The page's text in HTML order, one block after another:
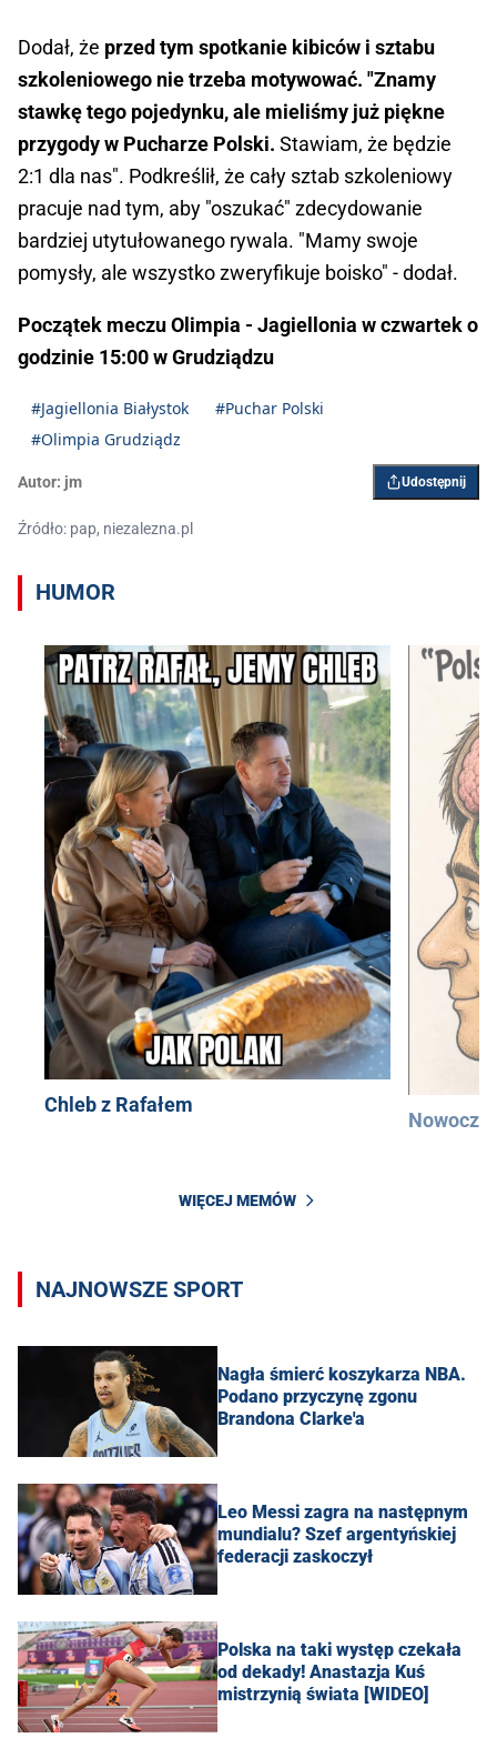
Dodał, że przed tym spotkanie kibiców i sztabu
szkoleniowego nie trzeba motywować. "Znamy
stawkę tego pojedynku, ale mieliśmy już piękne
przygody w Pucharze Polski. Stawiam, że będzie
2:1 dla nas". Podkreślił, że cały sztab szkoleniowy
pracuje nad tym, aby "oszukać" zdecydowanie
bardziej utytułowanego rywala. "Mamy swoje
pomysły, ale wszystko zweryfikuje boisko" - dodał.
Początek meczu Olimpia - Jagiellonia w czwartek o
godzinie 15:00 w Grudziądzu
#Jagiellonia Białystok
#Puchar Polski
#Olimpia Grudziądz
Autor: jm Udostępnij
Źródło: pap, niezalezna.pl
HUMOR
Chleb z Rafałem
WIĘCEJ MEMÓW
NAJNOWSZE SPORT
Nagła śmierć koszykarza NBA.
Podano przyczynę zgonu
Brandona Clarke'a
Leo Messi zagra na następnym
mundialu? Szef argentyńskiej
federacji zaskoczył
Polska na taki występ czekała
od dekady! Anastazja Kuś
mistrzynią świata [WIDEO]